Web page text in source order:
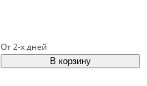
От 2-х дней